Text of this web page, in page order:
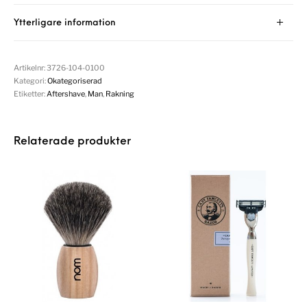
Ytterligare information
Artikelnr:3726-104-0100
Kategori:Okategoriserad
Etiketter: Aftershave Man Rakning
Relaterade produkter